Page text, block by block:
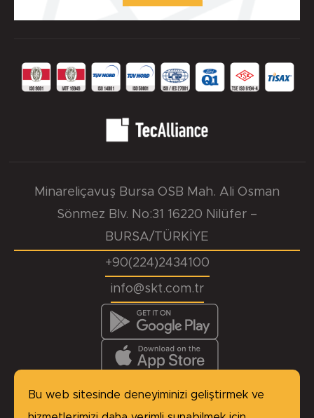
Minareliçavuş Bursa OSB Mah. Ali Osman
Sönmez Blv. No:31 16220 Nilüfer –
BURSA/TÜRKİYE
+90(224)2434100
info@skt.com.tr
Bu web sitesinde deneyiminizi geliştirmek ve